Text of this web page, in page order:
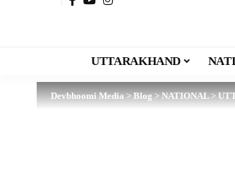
UTTARAKHAND
Devbhoomi Media>Blog>NATIONAL>